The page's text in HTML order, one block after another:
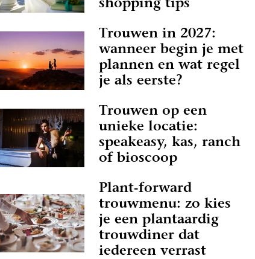
shopping tips
Trouwen in 2027:
wanneer begin je met
plannen en wat regel
je als eerste?
Trouwen op een
unieke locatie:
speakeasy, kas, ranch
of bioscoop
Plant-forward
trouwmenu: zo kies
je een plantaardig
trouwdiner dat
iedereen verrast